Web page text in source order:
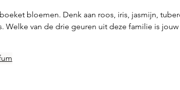
bloemen. Denk aan roos, iris, jasmijn,
Welke van de drie geuren uit deze familie is jouw